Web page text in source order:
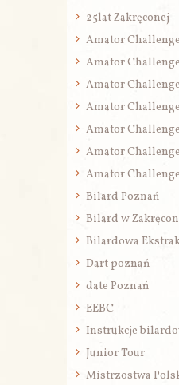
25lat Zakręconej
Amator
Amator
Amator
Amator
Amator
Amator
Amator
Bilard Poznań
Bilard w
Bilardowa
Dart poznań
date Poznań
EEBC
Instrukcje
Junior Tour
Mistrzostwa